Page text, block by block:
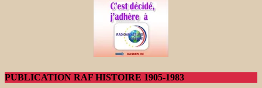
PUBLICATION RAF HISTOIRE 1905-1983